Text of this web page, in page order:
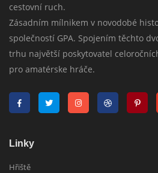
cestovní ruch.
Zásadním mílnikem v novodobé
společností GPA. Spojením těchto
trhu najvětší poskytovatel
pro amatérske hráče.
Linky
Hřiště